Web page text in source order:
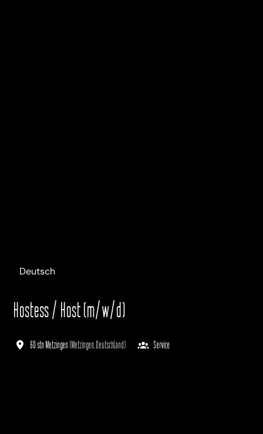
Deutsch
Hostess / Host (m/w/d)
60 stn Metzingen(Metzingen Deutschland) Service